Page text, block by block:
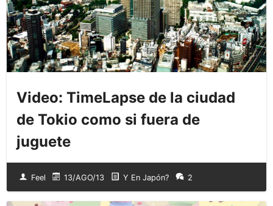
Video: TimeLapse de la ciudad
de Tokio como si fuera de
juguete
Feel 13/AGO/13 Y En Japón? 2